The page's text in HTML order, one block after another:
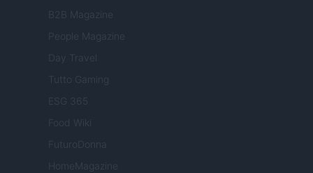
B2B Magazine
People Magazine
Day Travel
Tutto Gaming
ESG 365
Food Wiki
FuturoDonna
HomeMagazine